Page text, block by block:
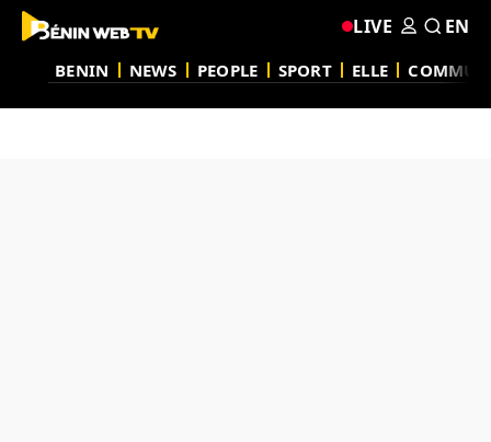
BENIN NEWS PEOPLE SPORT ELLE
LIVE EN